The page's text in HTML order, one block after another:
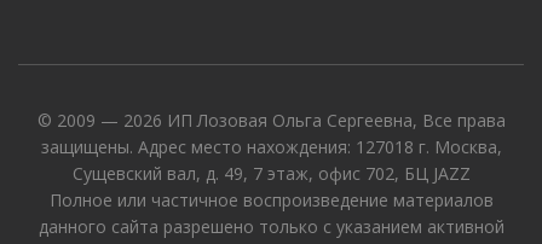
© 2009 — 2026 ИП Лозовая Ольга Сергеевна, Все права
защищены. Адрес место нахождения: 127018 г. Москва,
Сущевский вал, д. 49, 7 этаж, офис 702, БЦ JAZZ
Полное или частичное воспроизведение материалов
данного сайта разрешено только с указанием активной